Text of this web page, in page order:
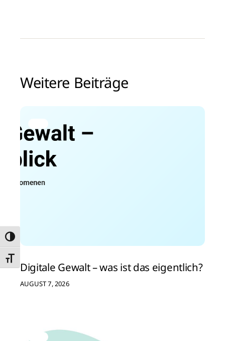
Umschalten auf hohe Kontraste
Schrift vergrößern
Weitere Beiträge
Digitale Gewalt – was ist das eigentlich?
AUGUST 7, 2026